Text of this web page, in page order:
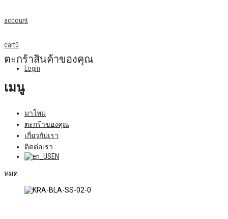
account
Login
cart0
ตะกร้าสินค้าของคุณ
เมนู
มาใหม่
ตะกร้าของคุณ
เกี่ยวกับเรา
ติดต่อเรา
EN
หมด